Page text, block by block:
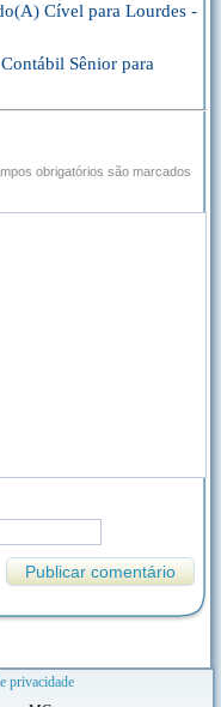
Cível para Lourdes -
Sênior para
obrigatórios são marcados
privacidade